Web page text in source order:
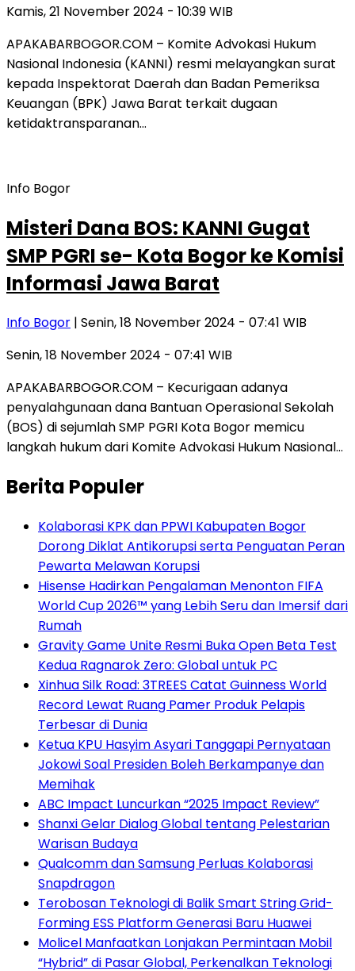
Kamis, 21 November 2024 - 10:39 WIB
APAKABARBOGOR.COM – Komite Advokasi Hukum
Nasional Indonesia (KANNI) resmi melayangkan surat
kepada Inspektorat Daerah dan Badan Pemeriksa
Keuangan (BPK) Jawa Barat terkait dugaan
ketidaktransparanan…
Info Bogor
Misteri Dana BOS: KANNI Gugat
SMP PGRI se- Kota Bogor ke Komisi
Informasi Jawa Barat
Info Bogor | Senin, 18 November 2024 - 07:41 WIB
Senin, 18 November 2024 - 07:41 WIB
APAKABARBOGOR.COM – Kecurigaan adanya
penyalahgunaan dana Bantuan Operasional Sekolah
(BOS) di sejumlah SMP PGRI Kota Bogor memicu
langkah hukum dari Komite Advokasi Hukum Nasional…
Berita Populer
Kolaborasi KPK dan PPWI Kabupaten Bogor
Dorong Diklat Antikorupsi serta Penguatan Peran
Pewarta Melawan Korupsi
Hisense Hadirkan Pengalaman Menonton FIFA
World Cup 2026™ yang Lebih Seru dan Imersif dari
Rumah
Gravity Game Unite Resmi Buka Open Beta Test
Kedua Ragnarok Zero: Global untuk PC
Xinhua Silk Road: 3TREES Catat Guinness World
Record Lewat Ruang Pamer Produk Pelapis
Terbesar di Dunia
Ketua KPU Hasyim Asyari Tanggapi Pernyataan
Jokowi Soal Presiden Boleh Berkampanye dan
Memihak
ABC Impact Luncurkan “2025 Impact Review”
Shanxi Gelar Dialog Global tentang Pelestarian
Warisan Budaya
Qualcomm dan Samsung Perluas Kolaborasi
Snapdragon
Terobosan Teknologi di Balik Smart String Grid-
Forming ESS Platform Generasi Baru Huawei
Molicel Manfaatkan Lonjakan Permintaan Mobil
“Hybrid” di Pasar Global, Perkenalkan Teknologi